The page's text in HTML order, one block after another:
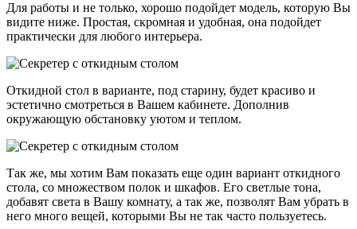
Для работы и не только, хорошо подойдет модель, которую Вы
видите ниже. Простая, скромная и удобная, она подойдет
практически для любого интерьера.
Откидной стол в варианте, под старину, будет красиво и
эстетично смотреться в Вашем кабинете. Дополнив
окружающую обстановку уютом и теплом.
Так же, мы хотим Вам показать еще один вариант откидного
стола, со множеством полок и шкафов. Его светлые тона,
добавят света в Вашу комнату, а так же, позволят Вам убрать в
него много вещей, которыми Вы не так часто пользуетесь.